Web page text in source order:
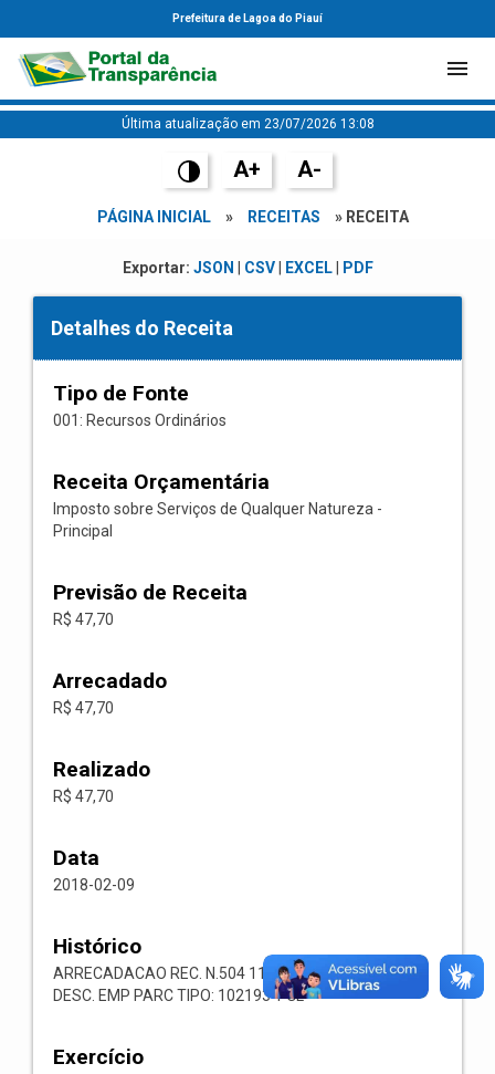
Prefeitura de Lagoa do Piauí
Última atualização em 23/07/2026 13:08
A+ A-
PÁGINA INICIAL » RECEITAS » RECEITA
Exportar: JSON CSV| EXCEL| PDF
Detalhes do Receita
Tipo de Fonte
001: Recursos Ordinários
Receita Orçamentária
Imposto sobre Serviços de Qualquer Natureza -
Principal
Previsão de Receita
R$ 47,70
Arrecadado
R$ 47,70
Realizado
R$ 47,70
Data
2018-02-09
Histórico
ARRECADACAO REC. N.504 1118.02.3.1.00 RECEITA
DESC. EMP PARC TIPO: 102193 1 GL
Exercício